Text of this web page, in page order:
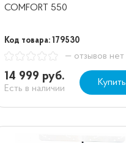
COMFORT 550
Код товара: 179530
— отзывов нет
14 999 руб.
Есть в наличии
Купить